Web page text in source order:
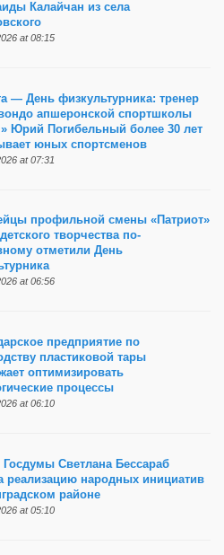
Калайчан из села
at 08:15
— День физкультурника: тренер
апшеронской спортшколы
Юрий Погибельный более 30 лет
юных спортсменов
at 07:31
профильной смены «Патриот»
творчества по-
отметили День
at 06:56
предприятие по
пластиковой тары
оптимизировать
процессы
at 06:10
Госдумы Светлана Бессараб
реализацию народных инициатив
районе
at 05:10